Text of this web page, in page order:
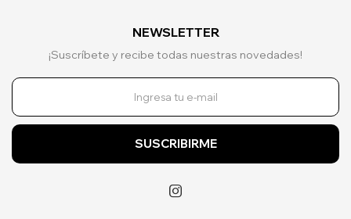
NEWSLETTER
¡Suscríbete y recibe todas nuestras novedades!
SUSCRIBIRME
